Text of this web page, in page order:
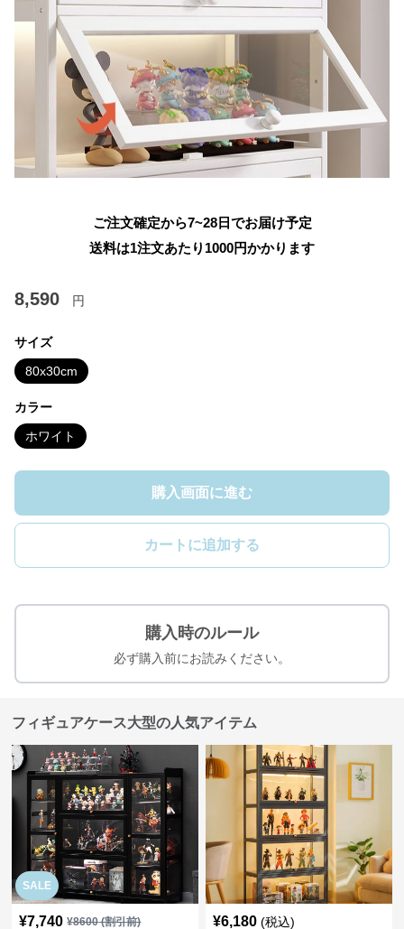
ご注文確定から7~28日でお届け予定
送料は1注文あたり 1000円かかります
8,590 円
サイズ
80x30cm
カラー
ホワイト
購入画面に進む
カートに追加する
購入時のルール
必ず購入前にお読みください。
フィギュアケース大型の人気アイテム
SALE
¥7,740 ¥8600(割引前) ¥6,180 (税込)